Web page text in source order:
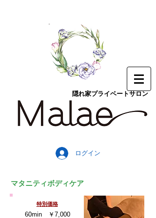
隠れ家プライベートサロン
ログイン
​マタニティボディケア
60min ￥7,000
特別価格